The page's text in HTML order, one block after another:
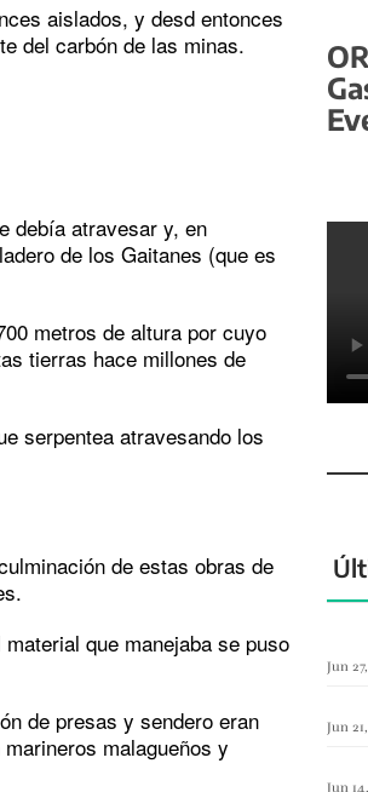
aislados, y desd entonces
del carbón de las minas.
debía atravesar y, en
de los Gaitanes (que es
metros de altura por cuyo
tierras hace millones de
serpentea atravesando los
de estas obras de
que manejaba se puso
de presas y sendero eran
marineros malagueños y
Jun
Jun
Jun